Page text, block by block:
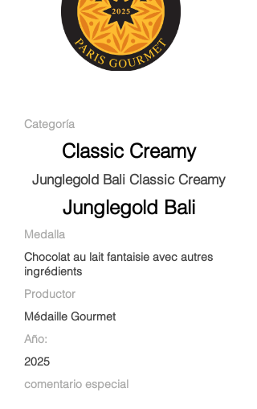
Categoría
Classic Creamy
Junglegold Bali Classic Creamy
Junglegold Bali
Medalla
Chocolat au lait fantaisie avec autres
ingrédients
Productor
Médaille Gourmet
Año:
2025
comentario especial